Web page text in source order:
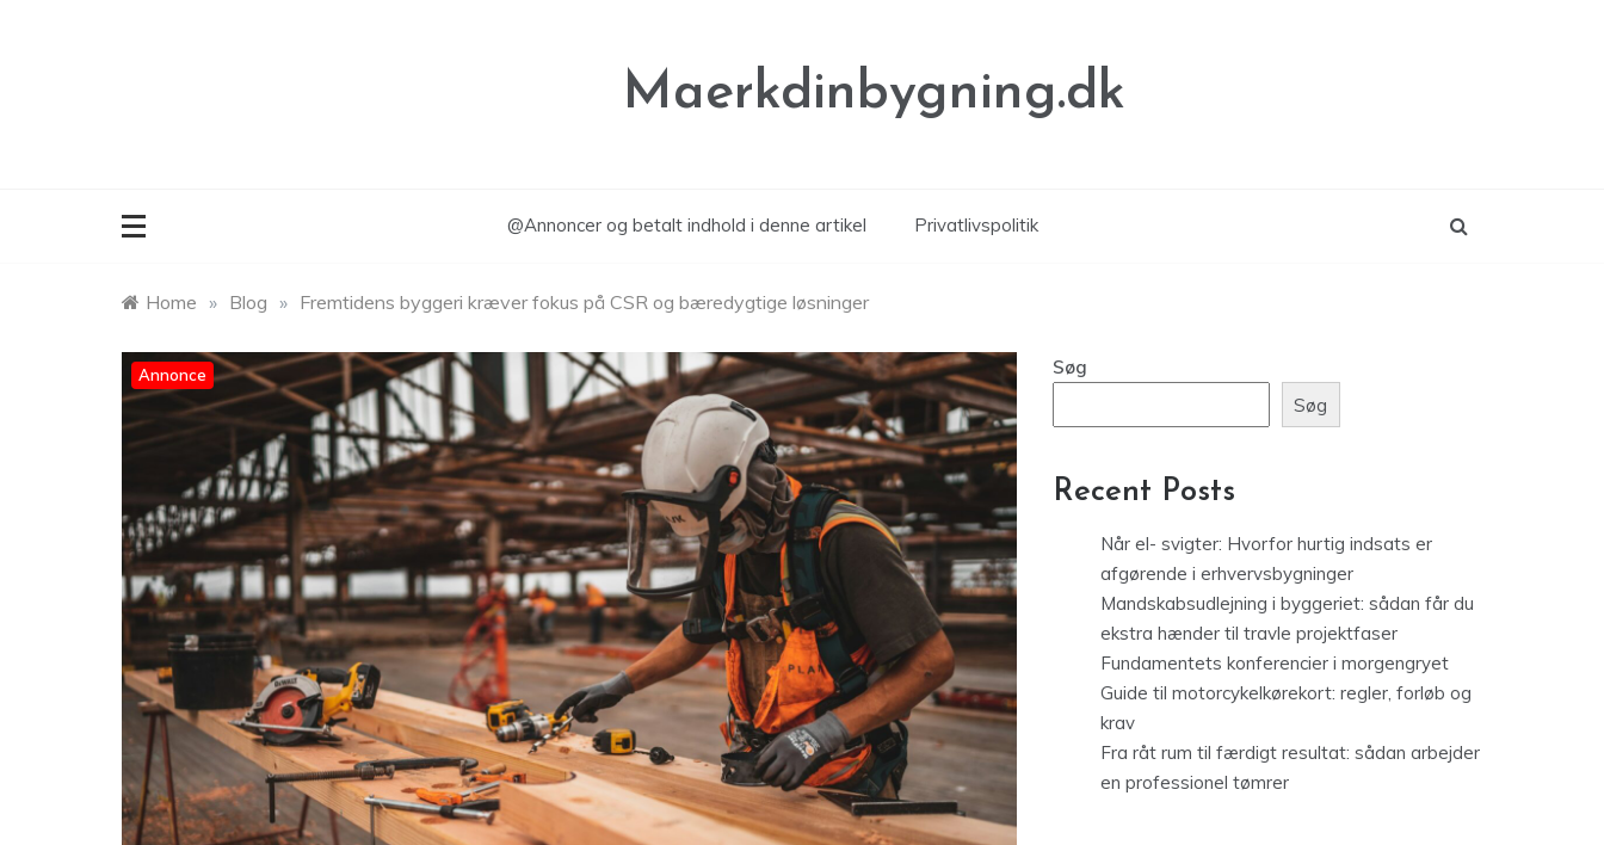
Maerkdinbygning.dk
@Annoncer og betalt indhold i denne artikel Privatlivspolitik
Home » Blog » Fremtidens byggeri kræver fokus på CSR og bæredygtige løsninger
Annonce
Søg
Søg
Recent Posts
Når el- svigter: Hvorfor hurtig indsats er
afgørende i erhvervsbygninger
Mandskabsudlejning i byggeriet: sådan får du
ekstra hænder til travle projektfaser
Fundamentets konferencier i morgengryet
Guide til motorcykelkørekort: regler, forløb og
krav
Fra råt rum til færdigt resultat: sådan arbejder
en professionel tømrer